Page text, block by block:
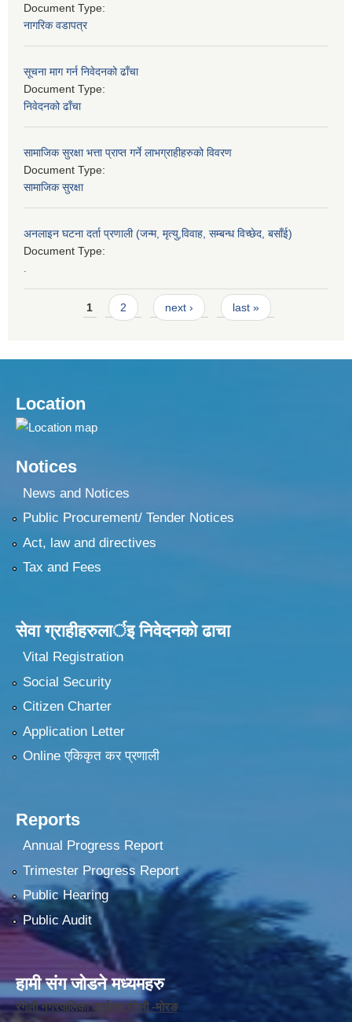
Document Type:
नागरिक वडापत्र
सूचना माग गर्न निवेदनको ढाँचा
Document Type:
निवेदनको ढाँचा
सामाजिक सुरक्षा भत्ता प्राप्त गर्ने लाभग्राहीहरुको विवरण
Document Type:
सामाजिक सुरक्षा
अनलाइन घटना दर्ता प्रणाली (जन्म, मृत्यु,विवाह, सम्बन्ध विच्छेद, बसाँई)
Document Type:
Pages1 2 next › last »
Location
Notices
News and Notices
Public Procurement/ Tender Notices
Act, law and directives
Tax and Fees
सेवा ग्राहीहरुलार्इ निवेदनकाे ढा‍चा
Vital Registration
Social Security
Citizen Charter
Application Letter
Online एकिकृत कर प्रणाली
Reports
Annual Progress Report
Trimester Progress Report
Public Hearing
Public Audit
हामी संग जोडने मध्यमहरु
रंगेली नगरपालिका कार्यलय,रंगेली -मोरङ